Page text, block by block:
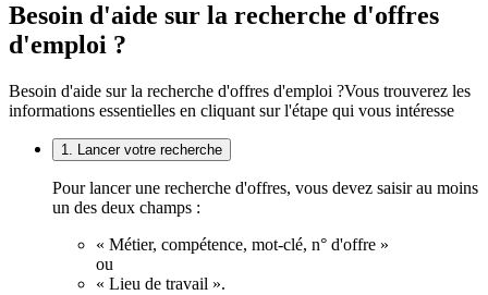
Besoin d'aide sur la recherche d'offres
d'emploi ?
Besoin d'aide sur la recherche d'offres d'emploi ?Vous trouverez les
informations essentielles en cliquant sur l'étape qui vous intéresse
1. Lancer votre recherche
Pour lancer une recherche d'offres, vous devez saisir au moins
un des deux champs :
« Métier, compétence, mot-clé, n° d'offre »
ou
« Lieu de travail ».